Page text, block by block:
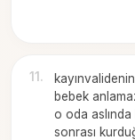
11 .
bebek
o oda
sonrası